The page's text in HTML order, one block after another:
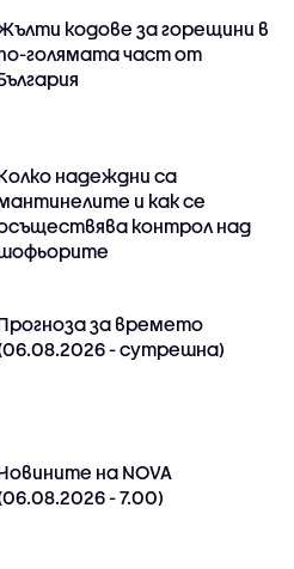
кодове за горещини в
голямата част от
надеждни са
и как се
контрол над
за времето
- сутрешна)
на NOVA
- 7.00)